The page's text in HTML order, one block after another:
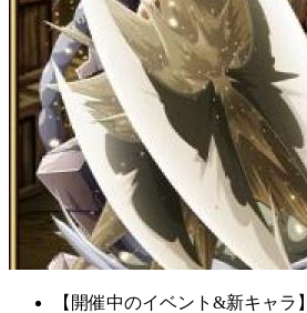
【開催中のイベント&新キャラ】